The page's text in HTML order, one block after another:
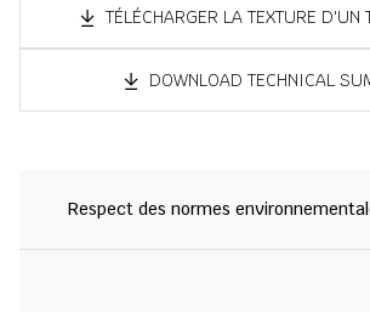
TÉLÉCHARGER LA TEXTURE D'UN
DOWNLOAD TECHNICAL
Respect des normes